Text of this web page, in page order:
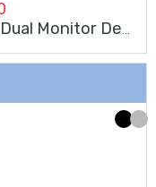
price
is:
ขายึดจอคู่สปริงก๊าซ Gas Spring Dual Monitor Desk Mount